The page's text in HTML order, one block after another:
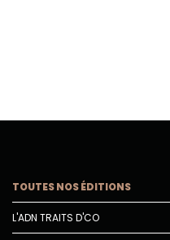
TOUTES NOS ÉDITIONS
L'ADN TRAITS D'CO